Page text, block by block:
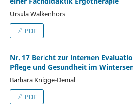
Ursula Walkenhorst
PDF
Nr. 17 Bericht zur internen
Pflege und Gesundheit im
Barbara Knigge-Demal
PDF